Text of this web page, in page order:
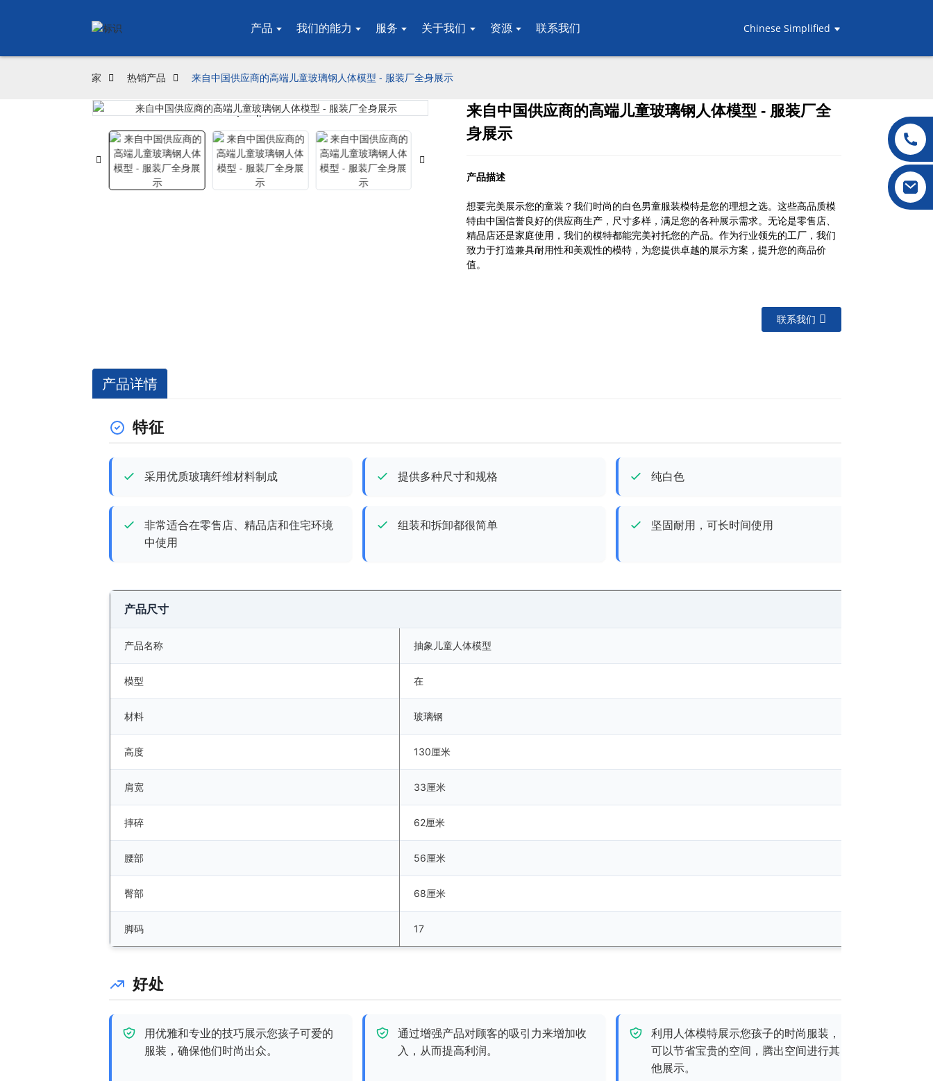
产品 我们的能力 服务 关于我们 资源 联系我们 Chinese Simplified
家 热销产品 来自中国供应商的高端儿童玻璃钢人体模型 - 服装厂全身展示
Loading...
Loading... Loading...
Loading...
来自中国供应商的高端儿童玻璃钢人体模型 - 服装厂全
身展示
产品描述
想要完美展示您的童装？我们时尚的白色男童服装模特是您的理想之选。这些高品质模
特由中国信誉良好的供应商生产，尺寸多样，满足您的各种展示需求。无论是零售店、
精品店还是家庭使用，我们的模特都能完美衬托您的产品。作为行业领先的工厂，我们
致力于打造兼具耐用性和美观性的模特，为您提供卓越的展示方案，提升您的商品价
值。
联系我们
产品详情
特征
采用优质玻璃纤维材料制成 提供多种尺寸和规格 纯白色
非常适合在零售店、精品店和住宅环境
中使用
组装和拆卸都很简单 坚固耐用，可长时间使用
产品尺寸
产品名称 抽象儿童人体模型
模型 在
材料 玻璃钢
高度 130厘米
肩宽 33厘米
摔碎 62厘米
腰部 56厘米
臀部 68厘米
脚码 17
好处
用优雅和专业的技巧展示您孩子可爱的
服装，确保他们时尚出众。
通过增强产品对顾客的吸引力来增加收
入，从而提高利润。
利用人体模特展示您孩子的时尚服装，
可以节省宝贵的空间，腾出空间进行其
他展示。